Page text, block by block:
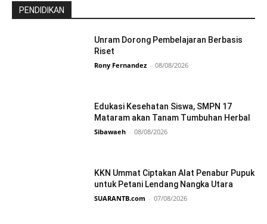
PENDIDIKAN
Unram Dorong Pembelajaran Berbasis
Riset
Rony Fernandez - 08/08/2026
Edukasi Kesehatan Siswa, SMPN 17
Mataram akan Tanam Tumbuhan Herbal
Sibawaeh - 08/08/2026
KKN Ummat Ciptakan Alat Penabur Pupuk
untuk Petani Lendang Nangka Utara
SUARANTB.com - 07/08/2026